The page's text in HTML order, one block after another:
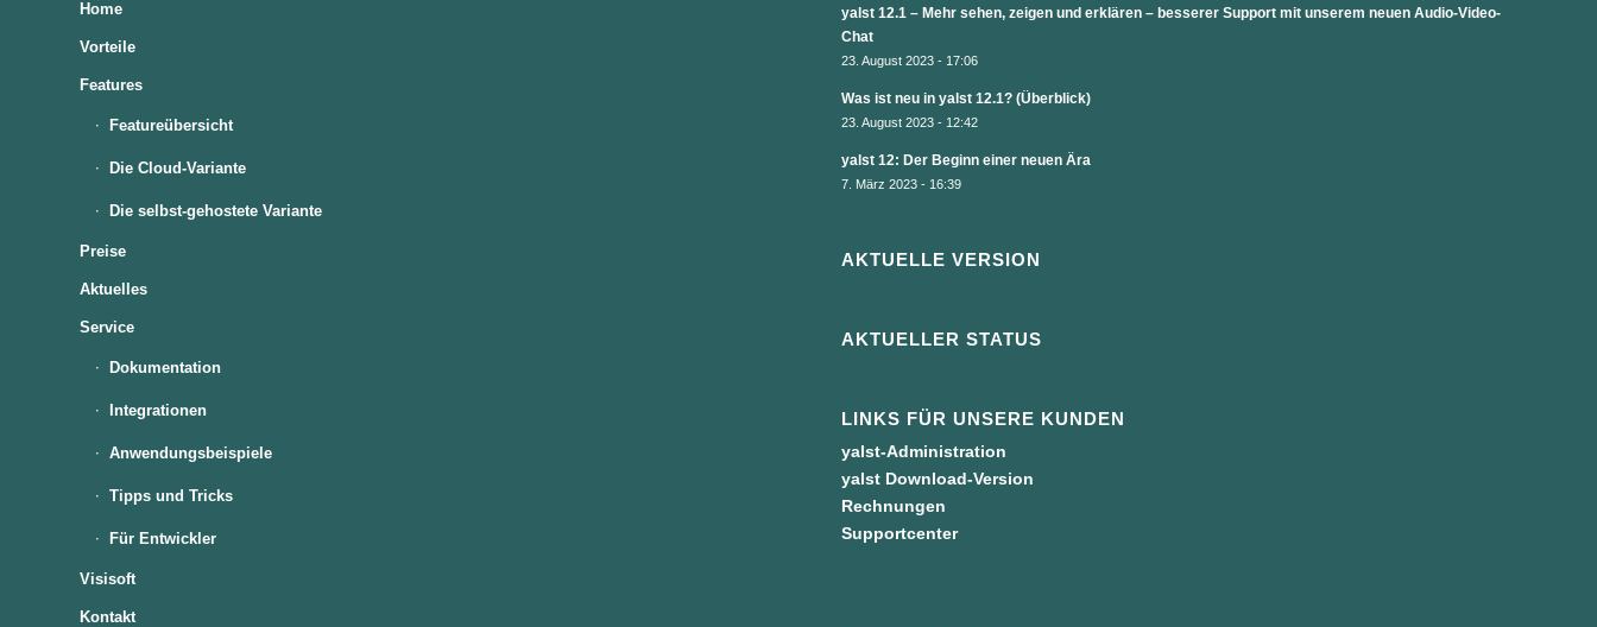
Home
Vorteile
Features
Featureübersicht
Die Cloud-Variante
Die selbst-gehostete Variante
Preise
Aktuelles
Service
Dokumentation
Integrationen
Anwendungsbeispiele
Tipps und Tricks
Für Entwickler
Visisoft
Kontakt
yalst 12.1 – Mehr sehen, zeigen und erklären – besserer Support mit unserem neuen Audio-Video-
Chat
23. August 2023 - 17:06
Was ist neu in yalst 12.1? (Überblick)
23. August 2023 - 12:42
yalst 12: Der Beginn einer neuen Ära
7. März 2023 - 16:39
AKTUELLE VERSION
AKTUELLER STATUS
LINKS FÜR UNSERE KUNDEN
yalst-Administration
yalst Download-Version
Rechnungen
Supportcenter